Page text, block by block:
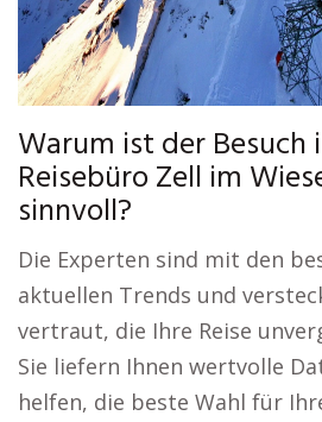
Warum ist der Besuch
Reisebüro Zell im
sinnvoll?
Die Experten sind mit den
aktuellen Trends und
vertraut, die Ihre Reise
Sie liefern Ihnen wertvolle
helfen, die beste Wahl für